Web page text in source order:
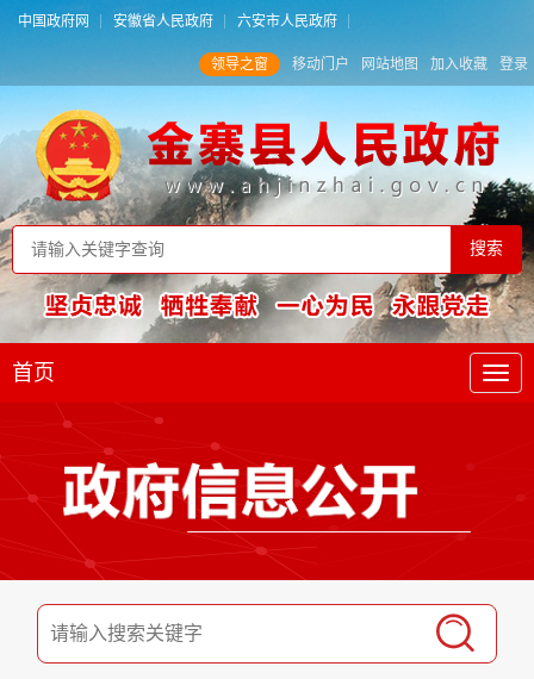
中国政府网 安徽省人民政府 六安市人民政府
领导之窗 移动门户 网站地图 加入收藏 登录
首页